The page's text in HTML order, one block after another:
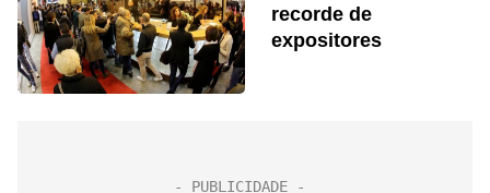
recorde de
expositores